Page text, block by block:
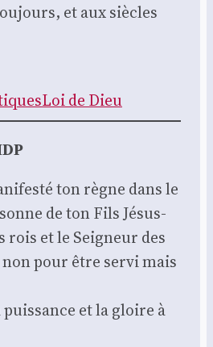
et aux siècles
Loi de Dieu
ton règne dans le
de ton Fils Jésus-
rois et le Sei­gneur des
pour être ser­vi mais
et la gloire à